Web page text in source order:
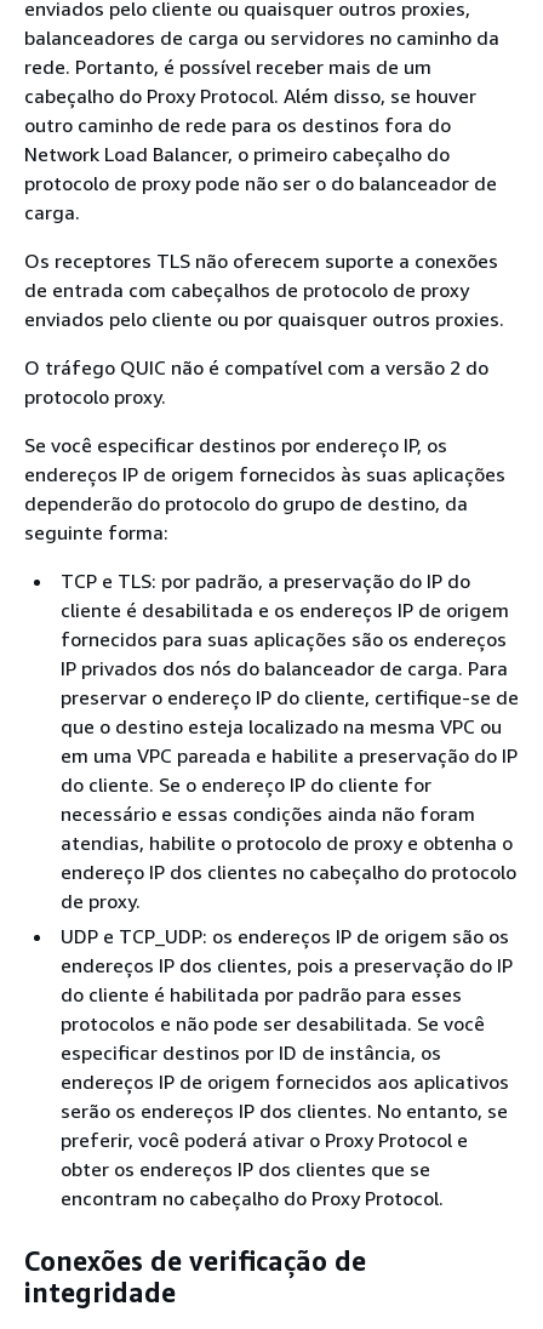
enviados pelo cliente ou quaisquer outros proxies,
balanceadores de carga ou servidores no caminho da
rede. Portanto, é possível receber mais de um
cabeçalho do Proxy Protocol. Além disso, se houver
outro caminho de rede para os destinos fora do
Network Load Balancer, o primeiro cabeçalho do
protocolo de proxy pode não ser o do balanceador de
carga.
Os receptores TLS não oferecem suporte a conexões
de entrada com cabeçalhos de protocolo de proxy
enviados pelo cliente ou por quaisquer outros proxies.
O tráfego QUIC não é compatível com a versão 2 do
protocolo proxy.
Se você especificar destinos por endereço IP, os
endereços IP de origem fornecidos às suas aplicações
dependerão do protocolo do grupo de destino, da
seguinte forma:
TCP e TLS: por padrão, a preservação do IP do
cliente é desabilitada e os endereços IP de origem
fornecidos para suas aplicações são os endereços
IP privados dos nós do balanceador de carga. Para
preservar o endereço IP do cliente, certifique-se de
que o destino esteja localizado na mesma VPC ou
em uma VPC pareada e habilite a preservação do IP
do cliente. Se o endereço IP do cliente for
necessário e essas condições ainda não foram
atendias, habilite o protocolo de proxy e obtenha o
endereço IP dos clientes no cabeçalho do protocolo
de proxy.
UDP e TCP_UDP: os endereços IP de origem são os
endereços IP dos clientes, pois a preservação do IP
do cliente é habilitada por padrão para esses
protocolos e não pode ser desabilitada. Se você
especificar destinos por ID de instância, os
endereços IP de origem fornecidos aos aplicativos
serão os endereços IP dos clientes. No entanto, se
preferir, você poderá ativar o Proxy Protocol e
obter os endereços IP dos clientes que se
encontram no cabeçalho do Proxy Protocol.
Conexões de verificação de
integridade